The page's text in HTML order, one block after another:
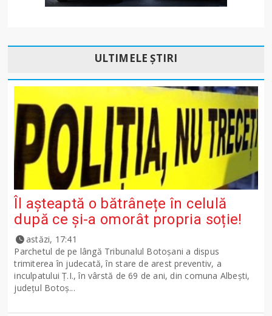
ULTIMELE ȘTIRI
Îl așteaptă o bătrânețe în celulă
după ce și-a omorât propria soție!
astăzi, 17:41
Parchetul de pe lângă Tribunalul Botoşani a dispus
trimiterea în judecată, în stare de arest preventiv, a
inculpatului Ț.I., în vârstă de 69 de ani, din comuna Albești,
județul Botoș...